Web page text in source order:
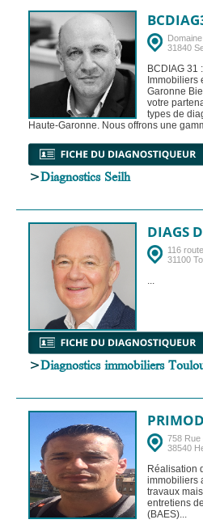
31840
BCDIAG 31
Immobiliers
Garonne
votre
types de
Haute-Garonne. Nous offrons une
>Diagnostics Seilh
DIAGS
116
31100
...
>Diagnostics immobiliers
758 Rue
38540
Réalisation
immobiliers
travaux
entretiens
(BAES)...